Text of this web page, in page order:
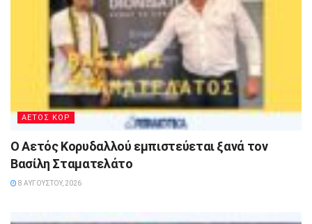
ΑΕΤΟΣ ΚΟΡ
Ο Αετός Κορυδαλλού εμπιστεύεται ξανά τον
Βασίλη Σταματελάτο
8 ΑΥΓΟΎΣΤΟΥ, 2026